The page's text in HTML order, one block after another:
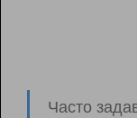
Часто